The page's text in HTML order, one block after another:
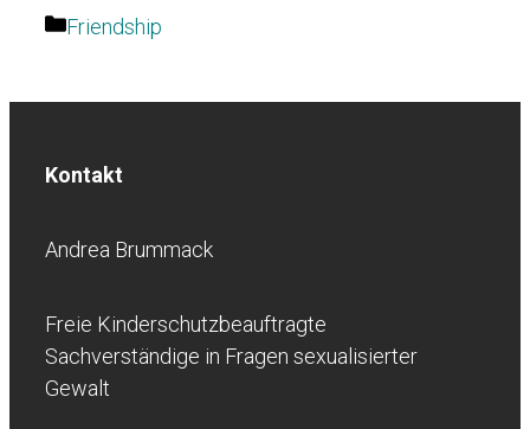
Kategorien
Friendship
Kontakt
Andrea Brummack
Freie Kinderschutzbeauftragte
Sachverständige in Fragen sexualisierter
Gewalt